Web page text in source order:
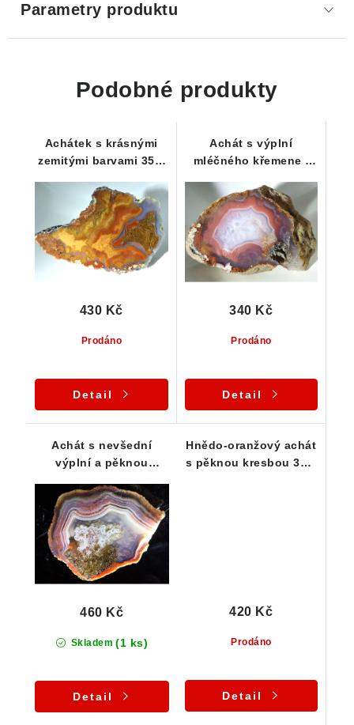
Parametry produktu
Podobné produkty
Achátek s krásnými
zemitými barvami 35 x
Prodáno
430 Kč
Detail
Achát s výplní
mléčného křemene /
mm
Prodáno
340 Kč
Detail
Achát s nevšední
výplní a pěknou
mm
Skladem (1 ks)
460 Kč
Detail
Hnědo-oranžový achát
s pěknou kresbou 36 x
Prodáno
420 Kč
Detail